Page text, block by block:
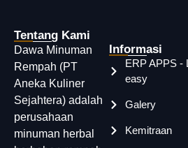
Tentang Kami
Dawa Minuman
Rempah (PT
Aneka Kuliner
Sejahtera) adalah
perusahaan
minuman herbal
Informasi
ERP APPS -
easy
Galery
Kemitraan